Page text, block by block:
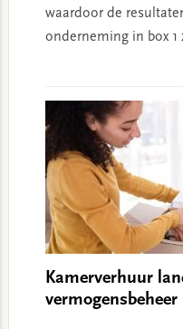
waardoor de
onderneming in box 1
Kamerverhuur
vermogensbeheer